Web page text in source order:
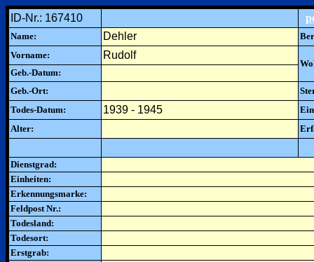
ID-Nr.: 167410
Name: Dehler
Vorname:
Rudolf
Geb.-Datum:
Geb.-Ort:
Todes-Datum:
1939 - 1945
Alter:
Dienstgrad:
Einheiten:
Erkennungsmarke:
Feldpost Nr.:
Todesland:
Todesort:
Erstgrab: